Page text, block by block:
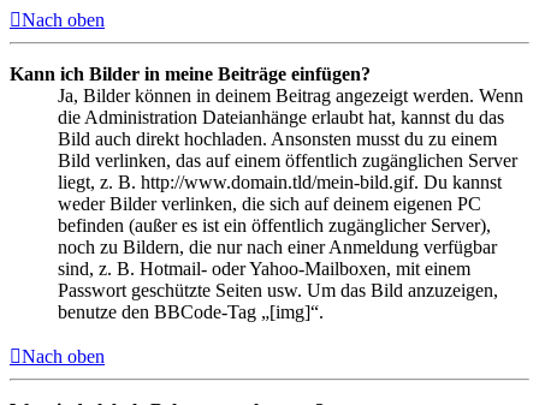
Nach oben
Kann ich Bilder in meine Beiträge einfügen?
Ja, Bilder können in deinem Beitrag angezeigt werden. Wenn
die Administration Dateianhänge erlaubt hat, kannst du das
Bild auch direkt hochladen. Ansonsten musst du zu einem
Bild verlinken, das auf einem öffentlich zugänglichen Server
liegt, z. B. http://www.domain.tld/mein-bild.gif. Du kannst
weder Bilder verlinken, die sich auf deinem eigenen PC
befinden (außer es ist ein öffentlich zugänglicher Server),
noch zu Bildern, die nur nach einer Anmeldung verfügbar
sind, z. B. Hotmail- oder Yahoo-Mailboxen, mit einem
Passwort geschützte Seiten usw. Um das Bild anzuzeigen,
benutze den BBCode-Tag „[img]“.
Nach oben